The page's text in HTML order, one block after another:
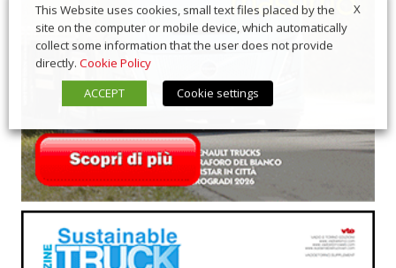
X
This Website uses cookies, small text files placed by the
site on the computer or mobile device, which automatically
collect some information that the user does not provide
directly. Cookie Policy
ACCEPT
Cookie settings